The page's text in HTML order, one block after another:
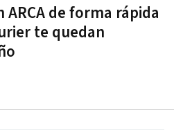
de forma rápida
te quedan